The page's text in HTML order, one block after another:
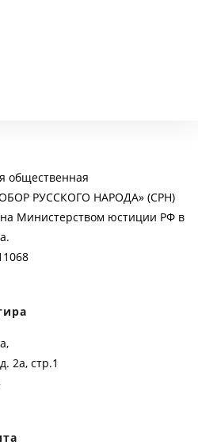
общественная
РУССКОГО НАРОДА» (СРН)
Министерством юстиции РФ в
2а, стр.1